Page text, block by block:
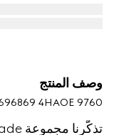
وصف المنتج
4HAOE 9760